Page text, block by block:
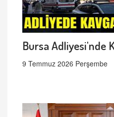
Bursa Adliyesi'nde
9 Temmuz 2026 Perşembe